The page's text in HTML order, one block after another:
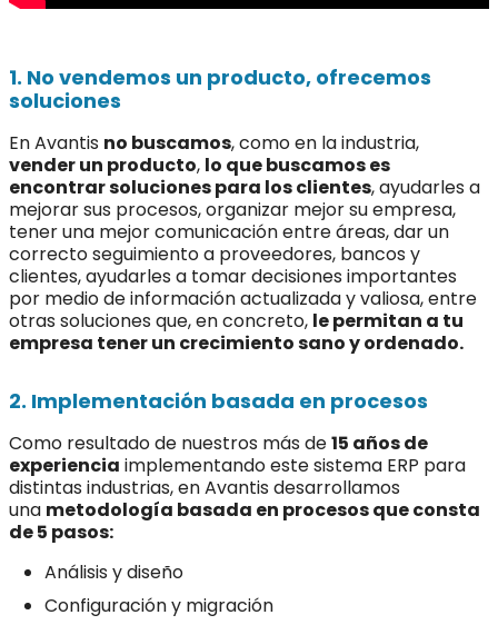
1. No vendemos un producto, ofrecemos
soluciones
En Avantis no buscamos, como en la industria,
vender un producto, lo que buscamos es
encontrar soluciones para los clientes, ayudarles a
mejorar sus procesos, organizar mejor su empresa,
tener una mejor comunicación entre áreas, dar un
correcto seguimiento a proveedores, bancos y
clientes, ayudarles a tomar decisiones importantes
por medio de información actualizada y valiosa, entre
otras soluciones que, en concreto, le permitan a tu
empresa tener un crecimiento sano y ordenado.
2. Implementación basada en procesos
Como resultado de nuestros más de15 años de
experiencia implementando este sistema ERP para
distintas industrias, en Avantis desarrollamos
una metodología basada en procesos que consta
de 5 pasos:
Análisis y diseño
Configuración y migración